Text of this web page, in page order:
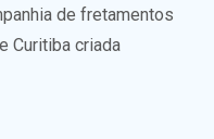
de fretamentos
Curitiba criada